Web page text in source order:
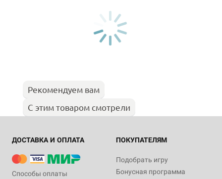
Рекомендуем вам
С этим товаром смотрели
ДОСТАВКА И ОПЛАТА
Способы оплаты
ПОКУПАТЕЛЯМ
Подобрать игру
Бонусная программа